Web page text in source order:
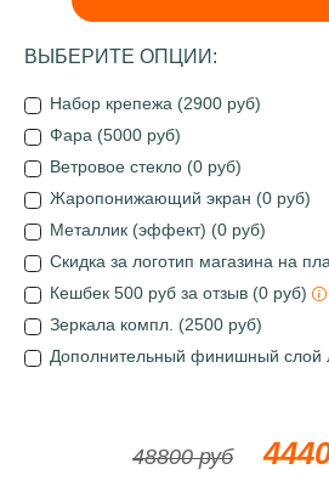
ВЫБЕРИТЕ ОПЦИИ:
Набор крепежа (2900 руб)
Фара (5000 руб)
Ветровое стекло (0 руб)
Жаропонижающий экран (0 руб)
Металлик (эффект) (0 руб)
Скидка за логотип магазина на
Кешбек 500 руб за отзыв (0 руб)
Зеркала компл. (2500 руб)
Дополнительный финишный слой
48800 руб